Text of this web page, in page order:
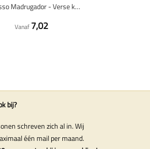
Espresso Madrugador - Verse koffiebonen
Vanaf 7,02
bij?
schreven zich al in. Wij
één mail per maand.